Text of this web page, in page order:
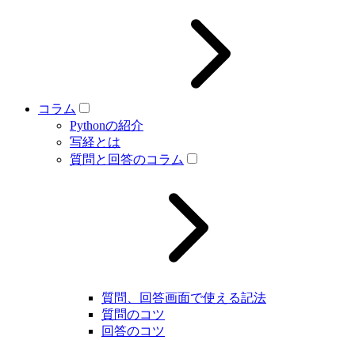
コラム
Pythonの紹介
写経とは
質問と回答のコラム
質問、回答画面で使える記法
質問のコツ
回答のコツ